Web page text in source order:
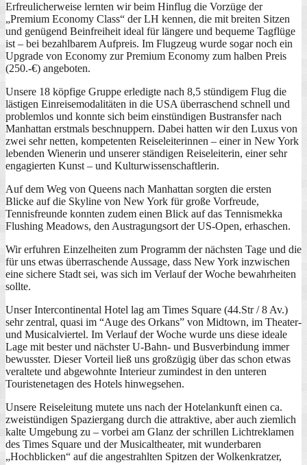
Erfreulicherweise lernten wir beim Hinflug die Vorzüge der
„Premium Economy Class“ der LH kennen, die mit breiten Sitzen
und genügend Beinfreiheit ideal für längere und bequeme Tagflüge
ist – bei bezahlbarem Aufpreis. Im Flugzeug wurde sogar noch ein
Upgrade von Economy zur Premium Economy zum halben Preis
(250.-€) angeboten.
Unsere 18 köpfige Gruppe erledigte nach 8,5 stündigem Flug die
lästigen Einreisemodalitäten in die USA überraschend schnell und
problemlos und konnte sich beim einstündigen Bustransfer nach
Manhattan erstmals beschnuppern. Dabei hatten wir den Luxus von
zwei sehr netten, kompetenten Reiseleiterinnen – einer in New York
lebenden Wienerin und unserer ständigen Reiseleiterin, einer sehr
engagierten Kunst – und Kulturwissenschaftlerin.
Auf dem Weg von Queens nach Manhattan sorgten die ersten
Blicke auf die Skyline von New York für große Vorfreude,
Tennisfreunde konnten zudem einen Blick auf das Tennismekka
Flushing Meadows, den Austragungsort der US-Open, erhaschen.
Wir erfuhren Einzelheiten zum Programm der nächsten Tage und die
für uns etwas überraschende Aussage, dass New York inzwischen
eine sichere Stadt sei, was sich im Verlauf der Woche bewahrheiten
sollte.
Unser Intercontinental Hotel lag am Times Square (44.Str / 8 Av.)
sehr zentral, quasi im “Auge des Orkans” von Midtown, im Theater-
und Musicalviertel. Im Verlauf der Woche wurde uns diese ideale
Lage mit bester und nächster U-Bahn- und Busverbindung immer
bewusster. Dieser Vorteil ließ uns großzügig über das schon etwas
veraltete und abgewohnte Interieur zumindest in den unteren
Touristenetagen des Hotels hinwegsehen.
Unsere Reiseleitung mutete uns nach der Hotelankunft einen ca.
zweistündigen Spaziergang durch die attraktive, aber auch ziemlich
kalte Umgebung zu – vorbei am Glanz der schrillen Lichtreklamen
des Times Square und der Musicaltheater, mit wunderbaren
„Hochblicken“ auf die angestrahlten Spitzen der Wolkenkratzer,